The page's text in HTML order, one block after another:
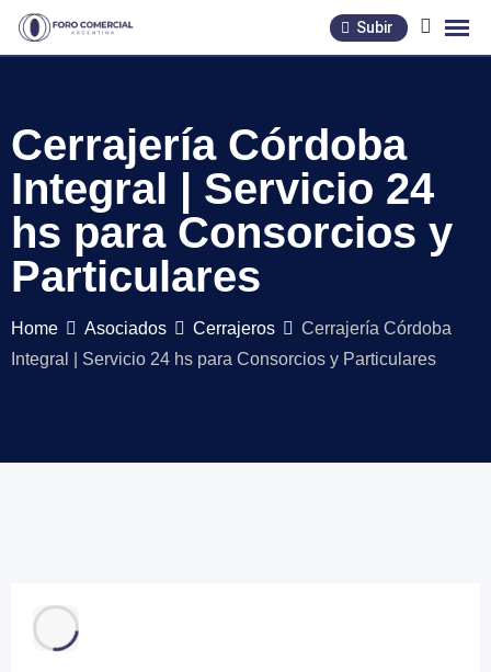
Skip
Subir
Cerrajería Córdoba
Integral | Servicio 24
hs para Consorcios y
Particulares
Home Asociados Cerrajeros
Cerrajería Córdoba
Integral | Servicio 24 hs para Consorcios y Particulares